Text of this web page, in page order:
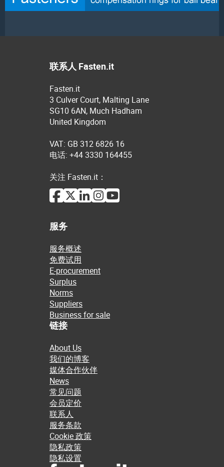
联系人 Fasten.it
Fasten.it
3 Culver Court, Malting Lane
SG10 6AN, Much Hadham
United Kingdom
VAT: GB 312 6826 16
电话: +44 3330 164455
关注 Fasten.it：
服务
服务概述
免费试用
E-procurement
Surplus
Norms
Suppliers
Business for sale
链接
About Us
我们的博客
媒体合作伙伴
News
常见问题
会员定价
联系人
服务条款
Cookie 政策
隐私政策
隐私设置